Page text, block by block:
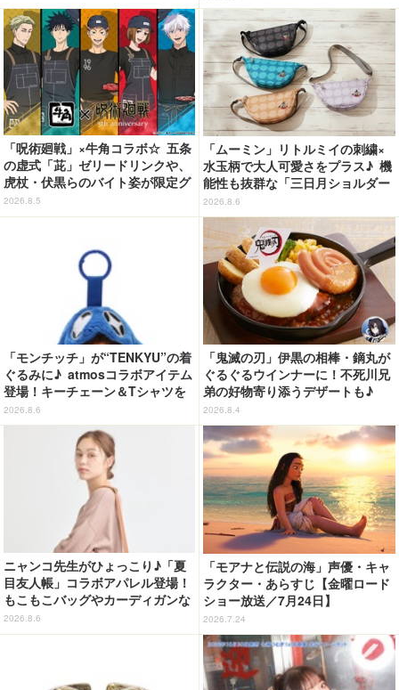
0％オフセール】
「呪術廻戦」×牛角コラボ☆ 五条
の虚式「茈」ゼリードリンクや、
虎杖・伏黒らのバイト姿が限定グ
ッズに【8月26日～】
2026.8.5
「ムーミン」リトルミイの刺繍×
水玉柄で大人可愛さをプラス♪ 機
能性も抜群な「三日月ショルダー
バッグ」が新登場
2026.8.6
「モンチッチ」が“TENKYU”の着
ぐるみに♪ atmosコラボアイテム
登場！キーチェーン＆Tシャツを
展開
2026.8.6
「鬼滅の刃」伊黒の相棒・鏑丸が
ぐるぐるウインナーに！不死川兄
弟の好物寄り添うデザートも♪
「ジョイフル」コラボ第3弾・第4
弾決定【8月18日～】
2026.8.4
ニャンコ先生がひょっこり♪「夏
目友人帳」コラボアパレル登場！
もこもこバッグやカーディガンな
ど全8型
2026.8.6
「モアナと伝説の海」声優・キャ
ラクター・あらすじ【金曜ロード
ショー放送／7月24日】
2026.7.24